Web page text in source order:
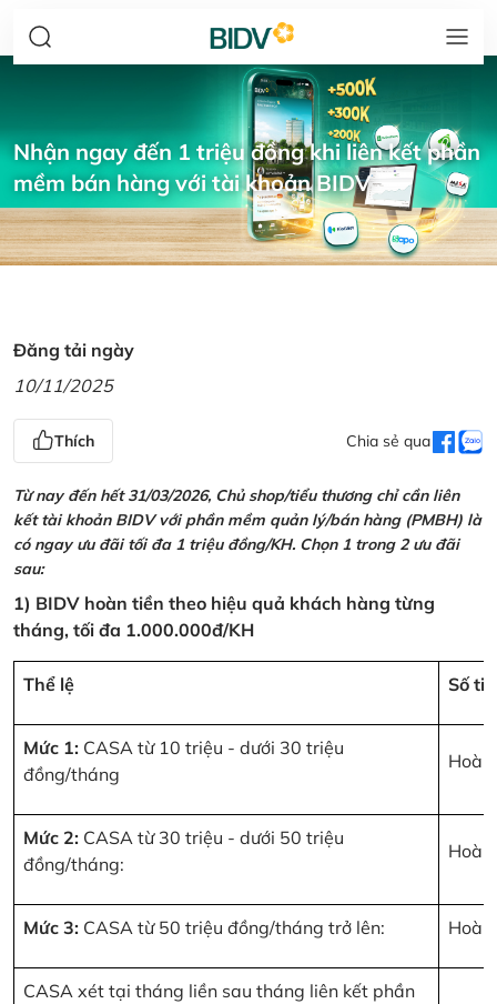
Nhận ngay đến 1 triệu đồng khi liên kết phần
mềm bán hàng với tài khoản BIDV
Đăng tải ngày
10/11/2025
Thích Chia sẻ qua
Từ nay đến hết 31/03/2026, Chủ shop/tiểu thương chỉ cần liên
kết tài khoản BIDV với phần mềm quản lý/bán hàng (PMBH) là
có ngay ưu đãi tối đa 1 triệu đồng/KH. Chọn 1 trong 2 ưu đãi
sau:
1) BIDV hoàn tiền theo hiệu quả khách hàng từng
tháng, tối đa 1.000.000đ/KH
Thể lệ Số
Mức 1: CASA từ 10 triệu - dưới 30 triệu
đồng/tháng
Mức 2: CASA từ 30 triệu - dưới 50 triệu
đồng/tháng:
Mức 3: CASA từ 50 triệu đồng/tháng trở lên:
CASA xét tại tháng liền sau tháng liên kết phần